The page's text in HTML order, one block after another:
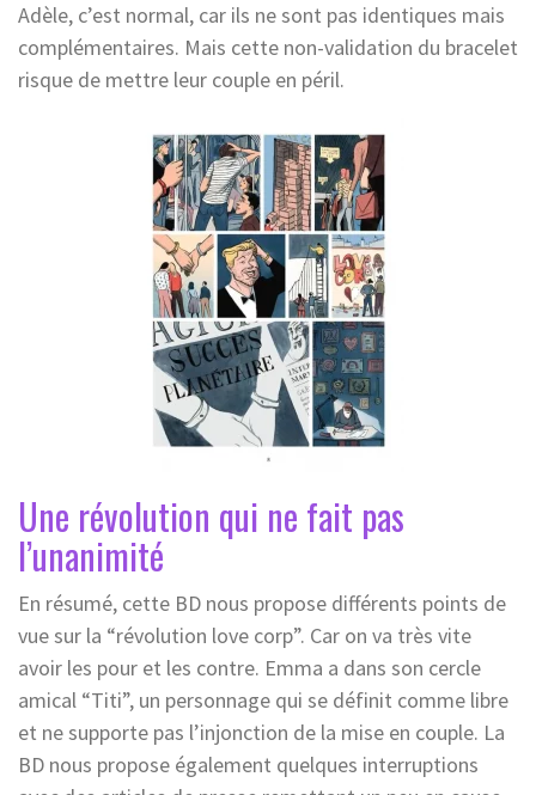
Adèle, c’est normal, car ils ne sont pas identiques mais
complémentaires. Mais cette non-validation du bracelet
risque de mettre leur couple en péril.
Une révolution qui ne fait pas
l’unanimité
En résumé, cette BD nous propose différents points de
vue sur la “révolution love corp”. Car on va très vite
avoir les pour et les contre. Emma a dans son cercle
amical “Titi”, un personnage qui se définit comme libre
et ne supporte pas l’injonction de la mise en couple. La
BD nous propose également quelques interruptions